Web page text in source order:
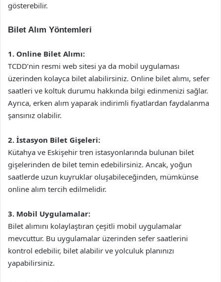
gösterebilir.
Bilet Alım Yöntemleri
1. Online Bilet Alımı:
TCDD’nin resmi web sitesi ya da mobil uygulaması
üzerinden kolayca bilet alabilirsiniz. Online bilet alımı, sefer
saatleri ve koltuk durumu hakkında bilgi edinmenizi sağlar.
Ayrıca, erken alım yaparak indirimli fiyatlardan faydalanma
şansınız olabilir.
2. İstasyon Bilet Gişeleri:
Kütahya ve Eskişehir tren istasyonlarında bulunan bilet
gişelerinden de bilet temin edebilirsiniz. Ancak, yoğun
saatlerde uzun kuyruklar oluşabileceğinden, mümkünse
online alım tercih edilmelidir.
3. Mobil Uygulamalar:
Bilet alımını kolaylaştıran çeşitli mobil uygulamalar
mevcuttur. Bu uygulamalar üzerinden sefer saatlerini
kontrol edebilir, bilet alabilir ve yolculuk planınızı
yapabilirsiniz.